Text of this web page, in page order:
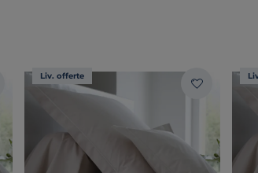
Liv. offerte